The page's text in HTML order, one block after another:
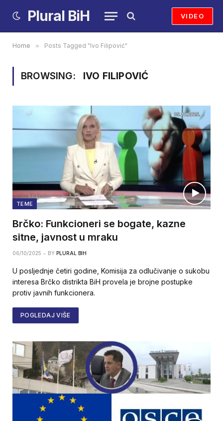
Plural BiH VIDEO
Home » Posts Tagged "Ivo Filipović"
BROWSING: IVO FILIPOVIĆ
TEME
Brčko: Funkcioneri se bogate, kazne
sitne, javnost u mraku
06/10/2025 BY PLURAL BIH
U posljednje četiri godine, Komisija za odlučivanje o sukobu
interesa Brčko distrikta BiH provela je brojne postupke
protiv javnih funkcionera.
POGLEDAJ VIŠE